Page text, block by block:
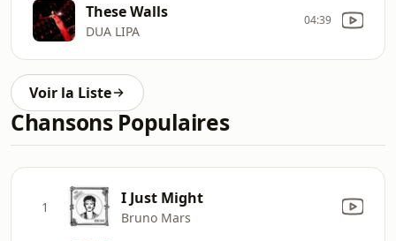
These Walls
DUA LIPA
04:39
Voir la Liste
Chansons Populaires
1 I Just Might
Bruno Mars